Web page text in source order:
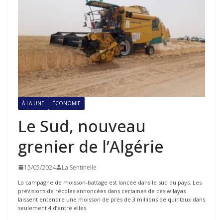
À LA UNE ÉCONOMIE
Le Sud, nouveau
grenier de l’Algérie
15/05/2024 La Sentinelle
La campagne de moisson-battage est lancée dans le sud du pays. Les
prévisions de récoles annoncées dans certaines de ces wilayas
laissent entendre une moisson de près de 3 millions de quintaux dans
seulement 4 d’entre elles.